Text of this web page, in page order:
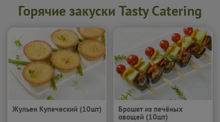
Горячие закуски Tasty Catering
Жульен Купеческий (10шт)
Брошет из печёных
овощей (10шт)